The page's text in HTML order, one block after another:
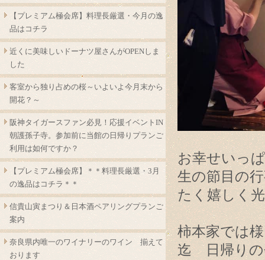
お幸せいっ
生の節目の
たく嬉しく
柿本家では
迄 日帰りの
【プレミアム極会席】料理長厳選・今月の逸
品はコチラ
近くに美味しいドーナツ屋さんがOPENしま
した
客室から独り占めの桜～いよいよ今月末から
開花？～
阪神タイガースファン必見！応援イベントIN
朝護孫子寺。参加前に当館の日帰りプランご
利用は如何ですか？
【プレミアム極会席】＊＊料理長厳選・3月
の逸品はコチラ＊＊
信貴山寅まつり＆日本酒ペアリングプランご
案内
奈良県内唯一のワイナリーのワイン 揃えて
おります